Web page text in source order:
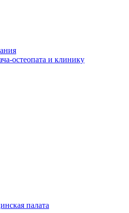
остеопата и клинику
палата